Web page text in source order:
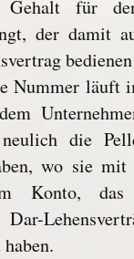
für
der damit
Nummer läuft
die
wo sie
Konto, das